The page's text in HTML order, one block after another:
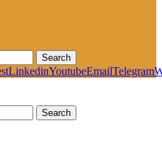
Search
LinkedinYoutubeEmailTelegram
Search